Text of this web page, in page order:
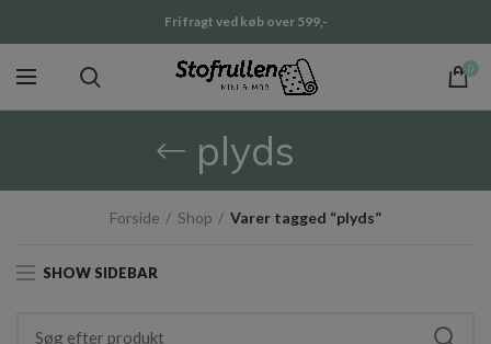
Fri fragt ved køb over 599,-
0
plyds
Forside Shop Varer tagged “plyds”
SHOW SIDEBAR